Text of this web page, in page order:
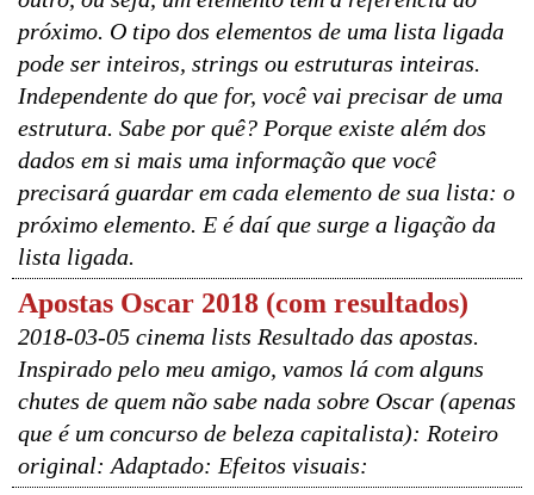
próximo. O tipo dos elementos de uma lista ligada
pode ser inteiros, strings ou estruturas inteiras.
Independente do que for, você vai precisar de uma
estrutura. Sabe por quê? Porque existe além dos
dados em si mais uma informação que você
precisará guardar em cada elemento de sua lista: o
próximo elemento. E é daí que surge a ligação da
lista ligada.
Apostas Oscar 2018 (com resultados)
2018-03-05 cinema lists Resultado das apostas.
Inspirado pelo meu amigo, vamos lá com alguns
chutes de quem não sabe nada sobre Oscar (apenas
que é um concurso de beleza capitalista): Roteiro
original: Adaptado: Efeitos visuais: